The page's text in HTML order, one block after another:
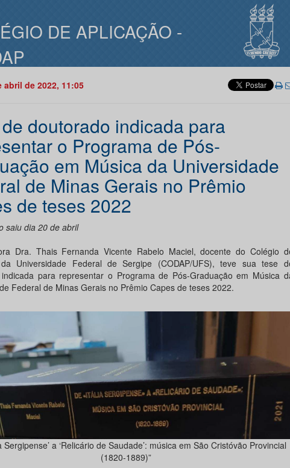
DE APLICAÇÃO -
abril de 2022, 11:05
doutorado indicada para
o Programa de Pós-
em Música da Universidade
de Minas Gerais no Prêmio
de teses 2022
saiu dia 20 de abril
Dra. Thais Fernanda Vicente Rabelo Maciel, docente do Colégio
Universidade Federal de Sergipe (CODAP/UFS), teve sua tese
para representar o Programa de Pós-Graduação em Música
Federal de Minas Gerais no Prêmio Capes de teses 2022.
Sergipense’ a ‘Relicário de Saudade’: música em São Cristóvão Provincial
(1820-1889)”